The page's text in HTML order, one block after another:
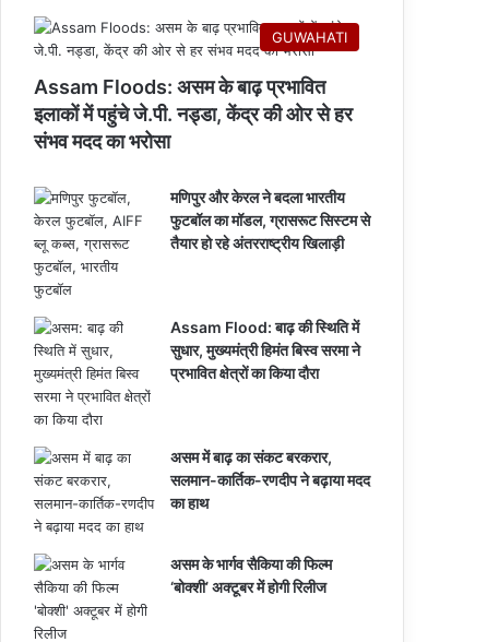
GUWAHATI
Assam Floods: असम के बाढ़ प्रभावित
इलाकों में पहुंचे जे.पी. नड्डा, केंद्र की ओर से हर
संभव मदद का भरोसा
मणिपुर और केरल ने बदला भारतीय
फुटबॉल का मॉडल, ग्रासरूट सिस्टम से
तैयार हो रहे अंतरराष्ट्रीय खिलाड़ी
Assam Flood: बाढ़ की स्थिति में
सुधार, मुख्यमंत्री हिमंत बिस्व सरमा ने
प्रभावित क्षेत्रों का किया दौरा
असम में बाढ़ का संकट बरकरार,
सलमान-कार्तिक-रणदीप ने बढ़ाया मदद
का हाथ
असम के भार्गव सैकिया की फिल्म
‘बोक्शी’ अक्टूबर में होगी रिलीज